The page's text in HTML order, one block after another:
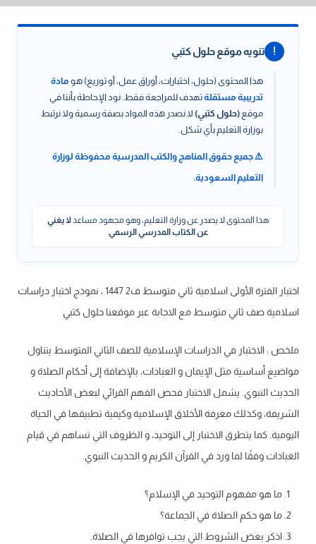
! تنويه موقع حلول كتبي
هذا المحتوى (حلول، اختبارات، أوراق عمل، أو توزيع) هو مادة
تدريبية مستقلةتهدف للمراجعة فقط. نود الإحاطة بأننا في
موقع (حلول كتبي) لا نصدر هذه المواد بصفة رسمية ولا نرتبط
بوزارة التعليم بأي شكل.
⚠️ جميع حقوق المناهج والكتب المدرسية محفوظة لوزارة
التعليم السعودية.
هذا المحتوى لا يصدر عن وزارة التعليم، وهو مجهود مساعدلا يغني
عن الكتاب المدرسي الرسمي.
اختبار الفترة الأولى اسلامية ثاني متوسط ف2 1447 ، نموذج اختبار دراسات
اسلامية صف ثاني متوسط مع الاجابة عبر موقعنا حلول كتبي
ملخص : الاختبار في الدراسات الإسلامية للصف الثاني المتوسط يتناول
مواضيع أساسية مثل الإيمان و العبادات، بالإضافة إلى أحكام الصلاة و
الحديث النبوي. يشمل الاختبار فحص الفهم القرائي لبعض الأحاديث
الشريفة، وكذلك معرفة الأخلاق الإسلامية وكيفية تطبيقها في الحياة
اليومية. كما يتطرق الاختبار إلى التوحيد، و الظروف التي تساهم في قيام
العبادات وفقًا لما ورد في القرآن الكريم و الحديث النبوي.
ما هو مفهوم التوحيد في الإسلام؟
ما هو حكم الصلاة في الجماعة؟
اذكر بعض الشروط التي يجب توافرها في الصلاة.